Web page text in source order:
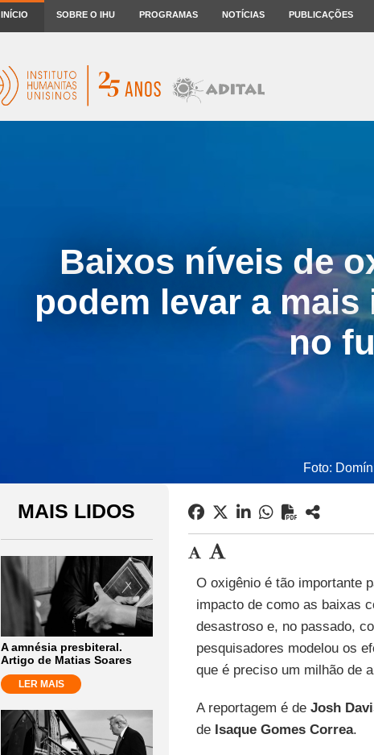
INÍCIO SOBRE O IHU PROGRAMAS NOTÍCIAS PUBLICAÇÕES
Baixos níveis de
podem levar a
no
Foto:
MAIS LIDOS
A amnésia presbiteral.
Artigo de Matias Soares
LER MAIS
O oxigênio é tão importante
impacto de como as baixas
desastroso e, no passado,
pesquisadores modelou os
que é preciso um milhão de
A reportagem é de Josh
de Isaque Gomes Correa.